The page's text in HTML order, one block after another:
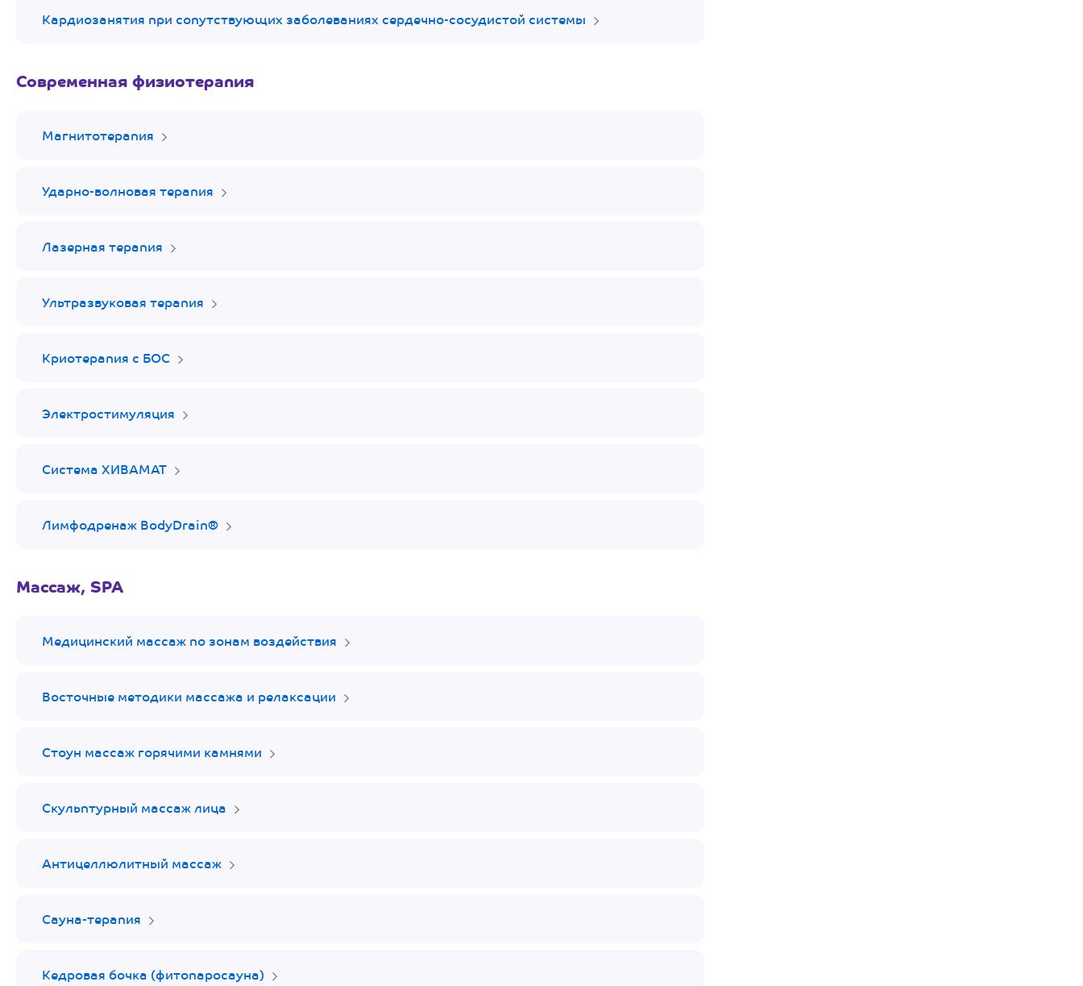
Кардиозанятия при сопутствующих заболеваниях сердечно-сосудистой системы
Современная физиотерапия
Магнитотерапия
Ударно-волновая терапия
Лазерная терапия
Ультразвуковая терапия
Криотерапия c БОС
Электростимуляция
Система ХИВАМАТ
Лимфодренаж BodyDrain®
Массаж, SPA
Медицинский массаж по зонам воздействия
Восточные методики массажа и релаксации
Стоун массаж горячими камнями
Скульптурный массаж лица
Антицеллюлитный массаж
Сауна-терапия
Кедровая бочка (фитопаросауна)